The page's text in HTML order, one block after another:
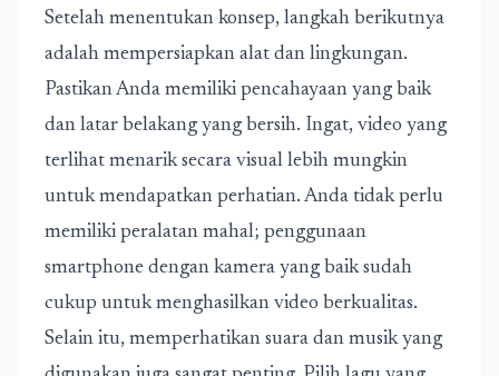
Setelah menentukan konsep, langkah berikutnya
adalah mempersiapkan alat dan lingkungan.
Pastikan Anda memiliki pencahayaan yang baik
dan latar belakang yang bersih. Ingat, video yang
terlihat menarik secara visual lebih mungkin
untuk mendapatkan perhatian. Anda tidak perlu
memiliki peralatan mahal; penggunaan
smartphone dengan kamera yang baik sudah
cukup untuk menghasilkan video berkualitas.
Selain itu, memperhatikan suara dan musik yang